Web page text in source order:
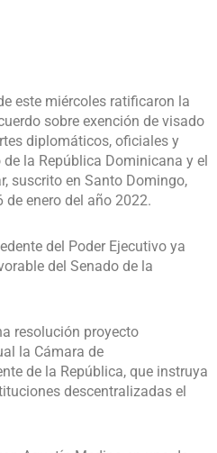
este miércoles ratificaron la
sobre exención de visado
diplomáticos, oficiales y
la República Dominicana y el
suscrito en Santo Domingo,
enero del año 2022.
del Poder Ejecutivo ya
del Senado de la
resolución proyecto
la Cámara de
de la República, que instruya
descentralizadas el